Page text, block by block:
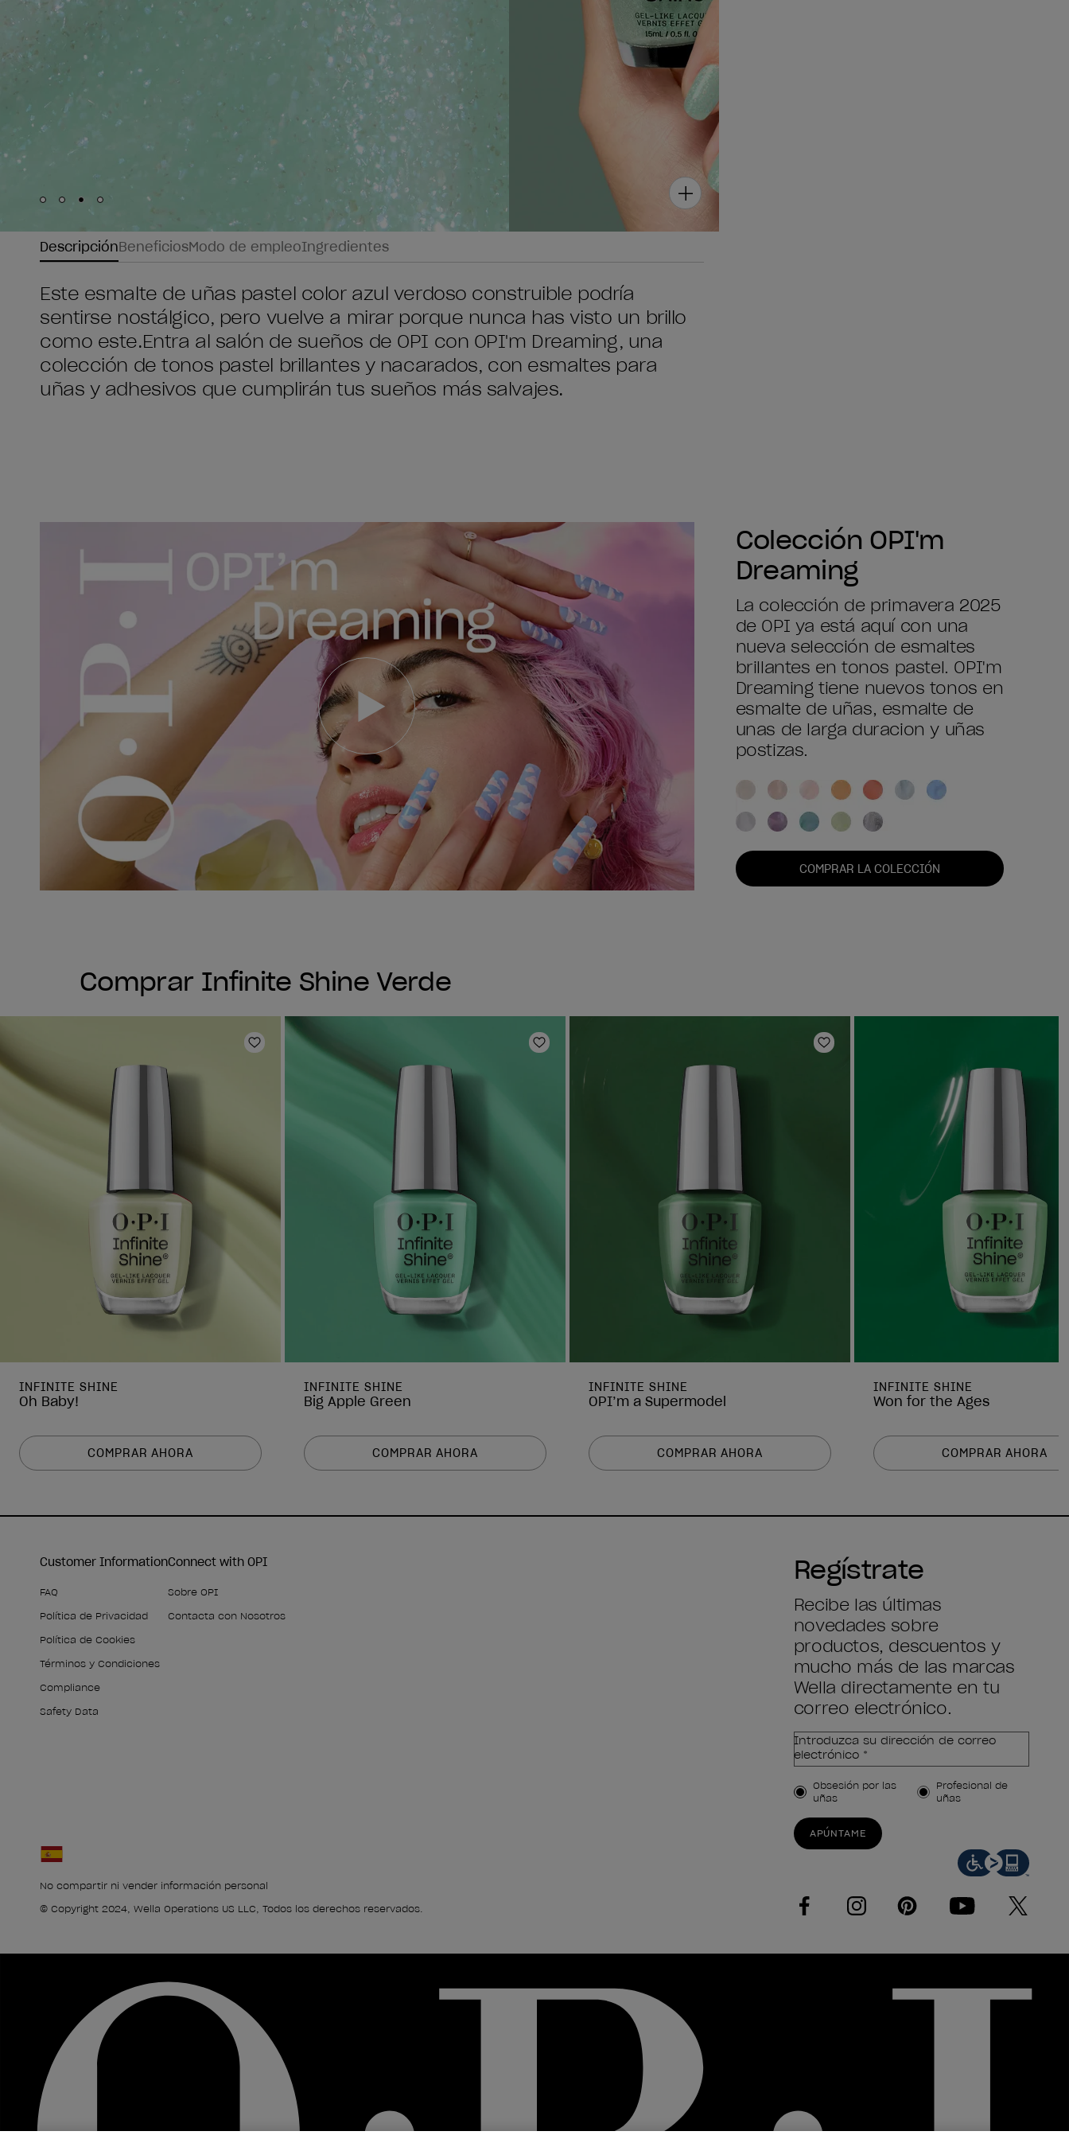
Skip to slide
Skip to slide 2
Skip to slide
Skip to slide 4
DescripciónBeneficiosModo de empleoIngredientes
Este esmalte de uñas pastel color azul verdoso construible podría
sentirse nostálgico, pero vuelve a mirar porque nunca has visto un brillo
como este.Entra al salón de sueños de OPI con OPI'm Dreaming, una
colección de tonos pastel brillantes y nacarados, con esmaltes para
uñas y adhesivos que cumplirán tus sueños más salvajes.
Colección OPI'm
Dreaming
La colección de primavera 2025
de OPI ya está aquí con una
nueva selección de esmaltes
brillantes en tonos pastel. OPI'm
Dreaming tiene nuevos tonos en
esmalte de uñas, esmalte de
unas de larga duracion y uñas
postizas.
COMPRAR LA COLECCIÓN
Comprar Infinite Shine Verde
Añadir a la lista de deseos
INFINITE SHINE
Oh Baby!
COMPRAR AHORA
Añadir a la lista de deseos
INFINITE SHINE
Big Apple Green
COMPRAR AHORA
Añadir a la lista de deseos
INFINITE SHINE
OPI’m a Supermodel
COMPRAR AHORA
INFINITE SHINE
Won for the Ages
COMPRAR AHORA
Customer Information
FAQ
Política de Privacidad
Política de Cookies
Términos y Condiciones
Compliance
Safety Data
Connect with OPI
Sobre OPI
Contacta con Nosotros
No compartir ni vender información personal
© Copyright 2024, Wella Operations US LLC, Todos los derechos reservados.
Regístrate
Recibe las últimas
novedades sobre
productos, descuentos y
mucho más de las marcas
Wella directamente en tu
correo electrónico.
Introduzca su dirección de correo
electrónico *
Tipo de cliente
Obsesión por las
uñas
Profesional de
uñas
APÚNTAME